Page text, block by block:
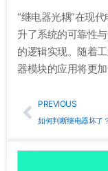
“继电器光耦”在现
升了系统的可靠性
的逻辑实现。随着
器模块的应用将更
Prev
PREVIOUS
如何判断继电器坏了？